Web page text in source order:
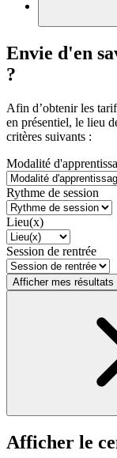
Envie d'en
?
Afin d’obtenir les
en présentiel, le lieu
critères suivants :
Modalité
Rythme de session
Lieu(x)
Session de rentrée
Afficher mes résultats
Afficher le